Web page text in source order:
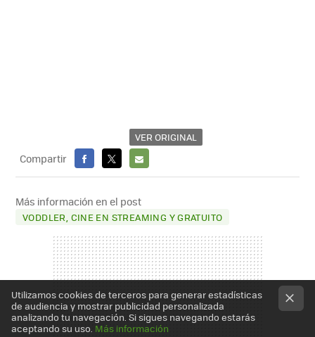
VER ORIGINAL
Compartir
FACEBOOK
X
E-
MAIL
Más información en el post
VODDLER, CINE EN STREAMING Y GRATUITO
Utilizamos cookies de terceros para generar estadísticas
de audiencia y mostrar publicidad personalizada
analizando tu navegación. Si sigues navegando estarás
aceptando su uso. Más información